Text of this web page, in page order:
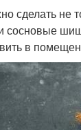
сделать не
сосновые
в